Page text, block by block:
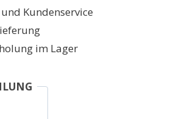
Kundenservice
im Lager